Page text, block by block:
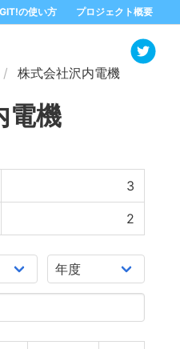
の使い方 プロジェクト概要
株式会社沢内電機
電機
3
2